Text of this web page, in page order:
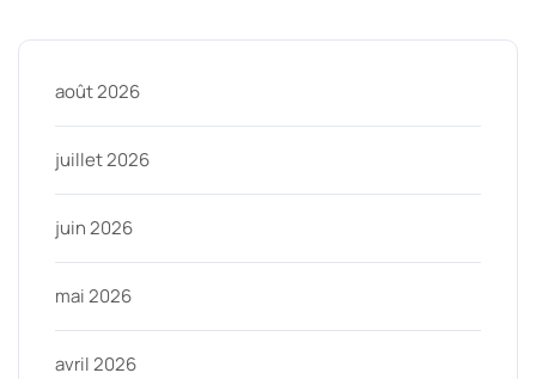
août 2026
juillet 2026
juin 2026
mai 2026
avril 2026